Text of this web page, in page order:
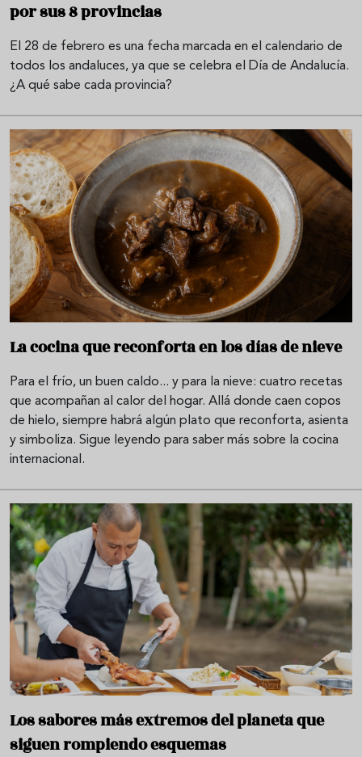
por sus 8 provincias
El 28 de febrero es una fecha marcada en el calendario de
todos los andaluces, ya que se celebra el Día de Andalucía.
¿A qué sabe cada provincia?
La cocina que reconforta en los días de nieve
Para el frío, un buen caldo... y para la nieve: cuatro recetas
que acompañan al calor del hogar. Allá donde caen copos
de hielo, siempre habrá algún plato que reconforta, asienta
y simboliza. Sigue leyendo para saber más sobre la cocina
internacional.
Los sabores más extremos del planeta que
siguen rompiendo esquemas